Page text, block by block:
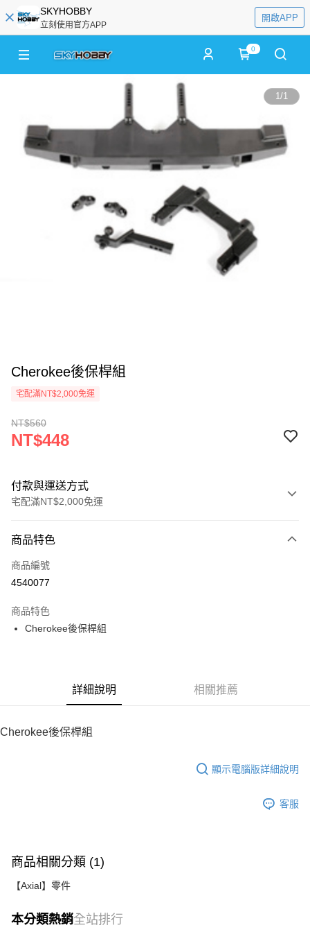
SKYHOBBY
立刻使用官方APP
開啟APP
0
1/1
Cherokee後保桿組
宅配滿NT$2,000免運
NT$560
NT$448
付款與運送方式
宅配滿NT$2,000免運
信用卡一次付款
LINE Pay
街口支付
每筆NT$100，滿NT$2,000(含以上)免運費
商品特色
商品編號
4540077
商品特色
Cherokee後保桿組
詳細說明 相關推薦
Cherokee後保桿組
顯示電腦版詳細說明
客服
商品相關分類 (1)
【Axial】零件
本分類熱銷全站排行